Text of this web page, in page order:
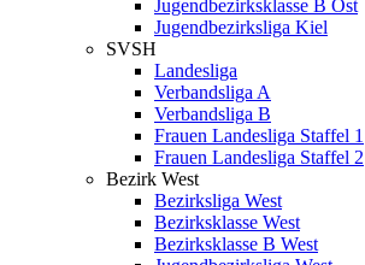
Jugendbezirksklasse B Ost
Jugendbezirksliga Kiel
SVSH
Landesliga
Verbandsliga A
Verbandsliga B
Frauen Landesliga Staffel 1
Frauen Landesliga Staffel 2
Bezirk West
Bezirksliga West
Bezirksklasse West
Bezirksklasse B West